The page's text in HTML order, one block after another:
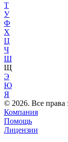
Т
У
Ф
Х
Ц
Ч
Ш
Щ
Э
Ю
Я
© 2026. Все
Компания
Помощь
Лицензии